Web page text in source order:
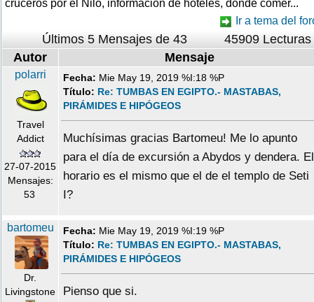
cruceros por el Nilo, informacion de hoteles, donde comer...
Ir a tema del
Últimos 5 Mensajes de 43
45909 Lecturas
Autor
Mensaje
polarri
Travel
Addict
27-07-2015
Mensajes:
53
Fecha: Mie May 19, 2019 %I:18 %P
Título: Re: TUMBAS EN EGIPTO.- MASTABAS,
PIRÁMIDES E HIPÓGEOS
Muchísimas gracias Bartomeu! Me lo apunto
para el día de excursión a Abydos y dendera. El
horario es el mismo que el de el templo de Seti
I?
bartomeu
Dr.
Livingstone
Fecha: Mie May 19, 2019 %I:19 %P
Título: Re: TUMBAS EN EGIPTO.- MASTABAS,
PIRÁMIDES E HIPÓGEOS
Pienso que si.